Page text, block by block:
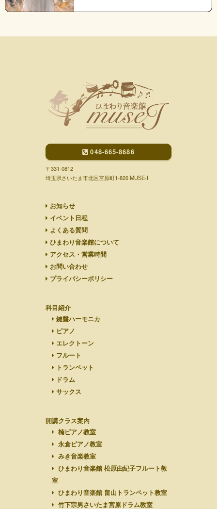
048-665-8686
〒331-0812
埼玉県さいたま市北区宮原町1-826 MUSE-I
お知らせ
イベント日程
よくある質問
ひまわり音楽館について
アクセス・営業時間
お問い合わせ
プライバシーポリシー
科目紹介
鍵盤ハーモニカ
ピアノ
エレクトーン
フルート
トランペット
ドラム
サックス
開講クラス案内
楠ピアノ教室
永倉ピアノ教室
みき音楽教室
ひまわり音楽館 松原由紀子フルート教
室
ひまわり音楽館 畠山トランペット教室
竹下宗男さいたま宮原ドラム教室